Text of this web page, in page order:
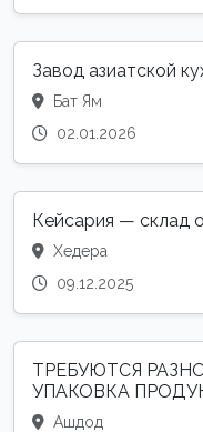
Завод азиатской
Бат Ям
02.01.2026
Кейсария — склад
Хедера
09.12.2025
ТРЕБУЮТСЯ
УПАКОВКА
Ашдод